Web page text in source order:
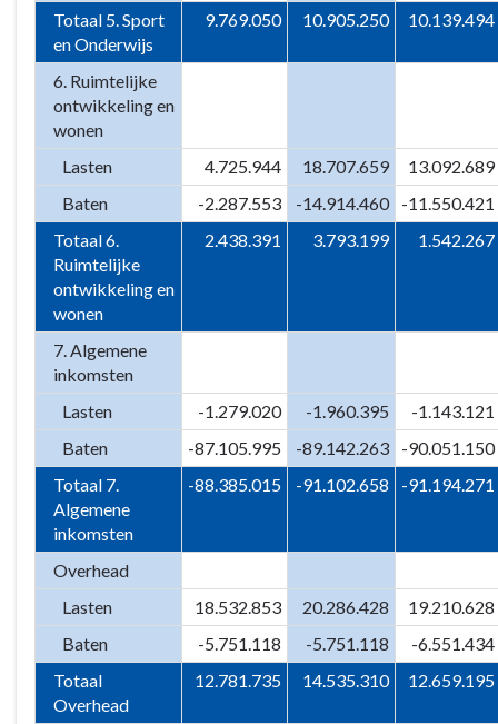
Totaal 5. Sport
en Onderwijs
9.769.050 10.905.250 10.139.494
6. Ruimtelijke
ontwikkeling en
wonen
Lasten
4.725.944 18.707.659
13.092.689
Baten
-2.287.553 -14.914.460
-11.550.421
Totaal 6.
Ruimtelijke
ontwikkeling en
wonen
2.438.391 3.793.199 1.542.267
7. Algemene
inkomsten
Lasten
-1.279.020 -1.960.395
-1.143.121
Baten
-87.105.995 -89.142.263
-90.051.150
Totaal 7.
Algemene
inkomsten
-88.385.015 -91.102.658 -91.194.271
Overhead
Lasten
18.532.853 20.286.428
19.210.628
Baten
-5.751.118 -5.751.118
-6.551.434
Totaal
Overhead
12.781.735 14.535.310 12.659.195